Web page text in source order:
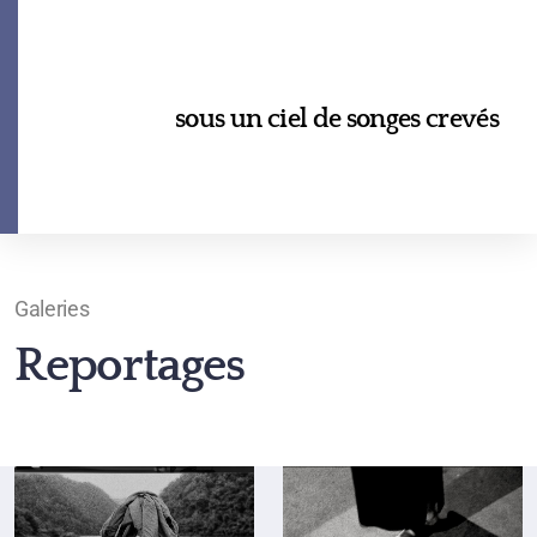
sous un ciel de songes crevés
Galeries
Reportages